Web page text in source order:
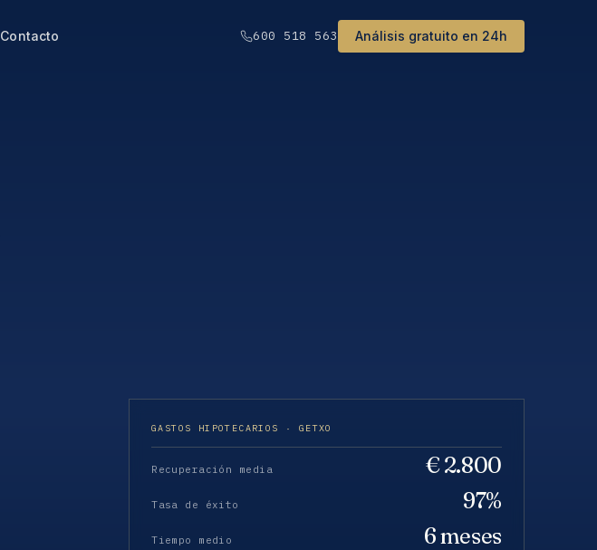
Contacto 600 518 563 Análisis gratuito en 24h
GASTOS HIPOTECARIOS · GETXO
Recuperación media € 2.800
Tasa de éxito 97%
Tiempo medio 6 meses